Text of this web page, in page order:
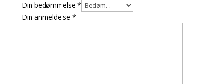
Din bedømmelse *
Din anmeldelse *